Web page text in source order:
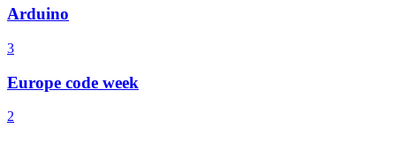
Arduino
3
Europe code week
2